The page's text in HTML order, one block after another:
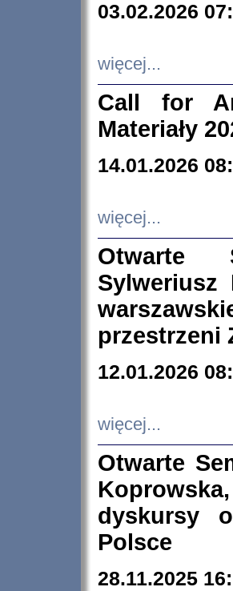
03.02.2026
więcej...
Call for
Materiały
14.01.2026
więcej...
Otwarte
Sylweriusz
przestrzeni
12.01.2026
więcej...
Otwarte
dyskursy
Polsce
28.11.2025